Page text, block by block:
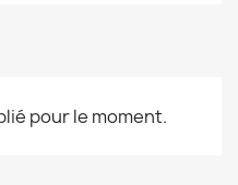
pour le moment.